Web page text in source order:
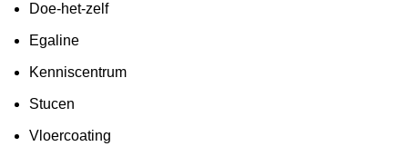
Doe-het-zelf
Egaline
Kenniscentrum
Stucen
Vloercoating